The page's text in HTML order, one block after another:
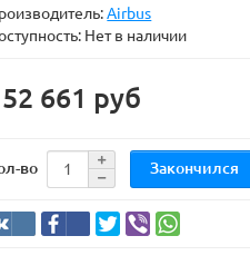
Airbus
Нет в наличии
661 руб
во Закончился